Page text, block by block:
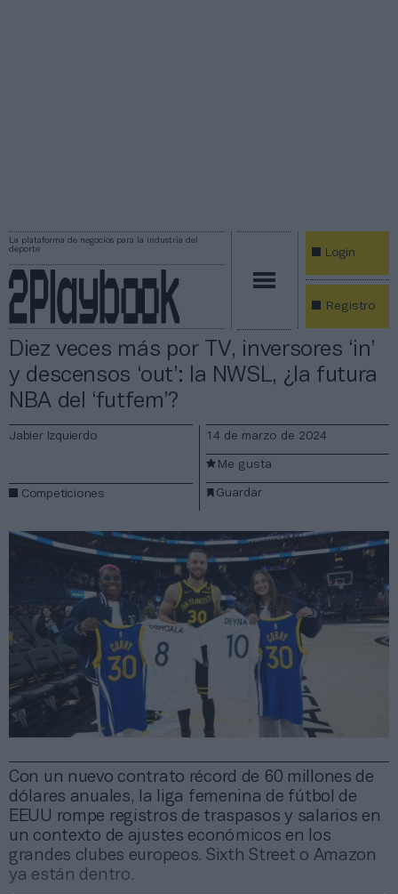
La plataforma de negocios para la industria del
deporte
Login
Registro
Diez veces más por TV, inversores ‘in’
y descensos ‘out’: la NWSL, ¿la futura
NBA del ‘futfem’?
Con un nuevo contrato récord de 60 millones de
dólares anuales, la liga femenina de fútbol de
EEUU rompe registros de traspasos y salarios en
un contexto de ajustes económicos en los
grandes clubes europeos. Sixth Street o Amazon
ya están dentro.
Jabier Izquierdo
Competiciones
14 de marzo de 2024
Guardar
Me gusta